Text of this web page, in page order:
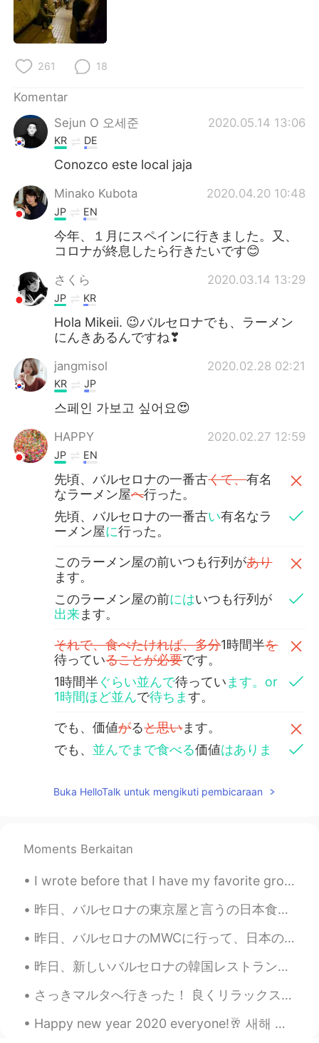
261 18
Komentar
Sejun O 오세준
2020.05.14 13:06
KR DE
Conozco este local jaja
Minako Kubota 2020.04.20 10:48
JP EN
今年、１月にスペインに行きました。又、
コロナが終息したら行きたいです😊
さくら 2020.03.14 13:29
JP KR
Hola Mikeii. 😉バルセロナでも、ラーメン
にんきあるんですね❣
jangmisol 2020.02.28 02:21
KR JP
스페인 가보고 싶어요😍
HAPPY 2020.02.27 12:59
JP EN
先頃、バルセロナの一番古くて、有名
なラーメン屋へ行った。
先頃、バルセロナの一番古い有名なラ
ーメン屋に行った。
このラーメン屋の前いつも行列があり
ます。
このラーメン屋の前にはいつも行列が
出来ます。
それで、食べたければ、多分1時間半を
待っていることが必要です。
1時間半ぐらい並んで待ってい ます。or
1時間ほど並んで待ちます。
でも、価値がると思います。
でも、 並んでまで食べる価値はありま
さすがバルセロナの一番美味しいラー
CN JP
我想结交乌克兰的朋友😊
DDDDANIELA 2020.02.18 11:22
Buka HelloTalk untuk mengikuti pembicaraan
Moments Berkaitan
I wrote before that I have my favorite group in my FB which is called Photos from Japan. There ar...
昨日、バルセロナの東京屋と言うの日本食品店へ行った。🇯🇵🇯🇵 色々なオリジナル輸入品がありました。 多くの店は顧客が足りませんけど、東京屋まだ人気ですよ！ ワサビのポテチを食べたことがありますか...
昨日、バルセロナのMWCに行って、日本のチームと一緒に働いて、書類の翻訳した。🇯🇵🇯🇵 たくさんの仕事がありましたけど、すごく楽しかった！MWCは新技術に関する世界最大のイベントの1つです。 新...
昨日、新しいバルセロナの韓国レストランでたべた。🥘🥘 このレストランは6日前に営業を開始しましたので、まだ人気ではなくて、静かな場所だった。スタフとチェフは韓国人だった、それで本物雰囲気がありま...
さっきマルタへ行きった！ 良くリラックスをできて、いっぱい探検した😌 マルタは小さけど、歴史がとても面白くて、複雑です。ギリシャ、ローマ帝国、アラビア人開拓者、フランス、イタリア、と英国その文化...
Happy new year 2020 everyone!🥂 새해 복 많이 받으세요! 올해 행운을 빈다😉 明けましておめでとうございます皆んなさん！ 今年は色々なイベントがだった、悪い...